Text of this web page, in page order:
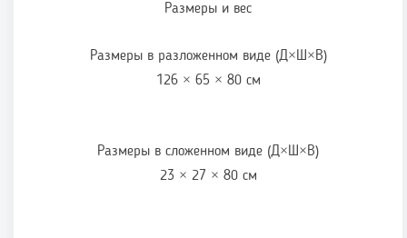
Размеры и вес
Размеры в разложенном виде (Д×Ш×В)
126 × 65 × 80 см
Размеры в сложенном виде (Д×Ш×В)
23 × 27 × 80 см